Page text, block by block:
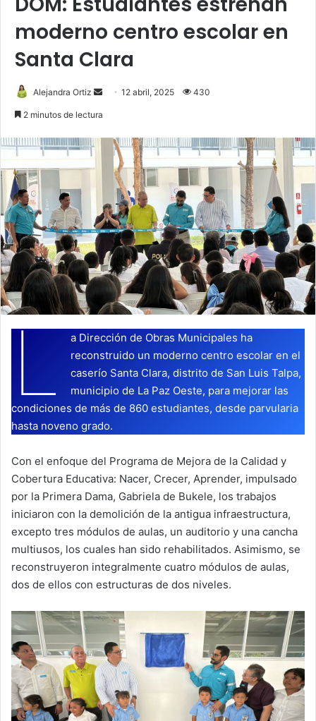
moderno centro escolar en
Santa Clara
Alejandra Ortiz
Send12 abril, 2025 430
2 minutos de lectura
L
a Dirección de Obras Municipales ha
reconstruido un moderno centro escolar en el
caserío Santa Clara, distrito de San Luis Talpa,
municipio de La Paz Oeste, para mejorar las
condiciones de más de 860 estudiantes, desde parvularia
hasta noveno grado.
Con el enfoque del Programa de Mejora de la Calidad y
Cobertura Educativa: Nacer, Crecer, Aprender, impulsado
por la Primera Dama, Gabriela de Bukele, los trabajos
iniciaron con la demolición de la antigua infraestructura,
excepto tres módulos de aulas, un auditorio y una cancha
multiusos, los cuales han sido rehabilitados. Asimismo, se
reconstruyeron integralmente cuatro módulos de aulas,
dos de ellos con estructuras de dos niveles.